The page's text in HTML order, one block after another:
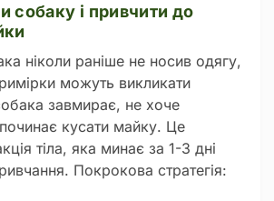
собаку і привчити до
ніколи раніше не носив одягу,
можуть викликати
завмирає, не хоче
кусати майку. Це
тіла, яка минає за 1-3 дні
Покрокова стратегія: